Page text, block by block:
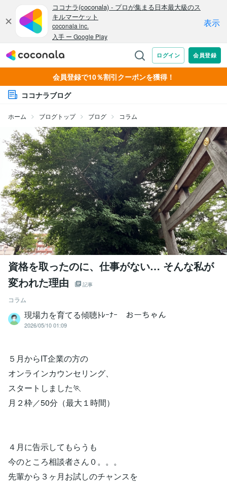
会員登録で10％割引クーポンを獲得！
ココナラブログ
ホーム ブログトップ ブログ コラム
資格を取ったのに、仕事がない… そんな私が
変われた理由
記事
コラム
現場力を育てる傾聴ﾄﾚｰﾅｰ おーちゃん
2026/05/10 01:09
５月からIT企業の方の
オンラインカウンセリング、
スタートしました🏃
月２枠／50分（最大１時間）
４月に告示してもらうも
今のところ相談者さん０。。。
先輩から３ヶ月お試しのチャンスを